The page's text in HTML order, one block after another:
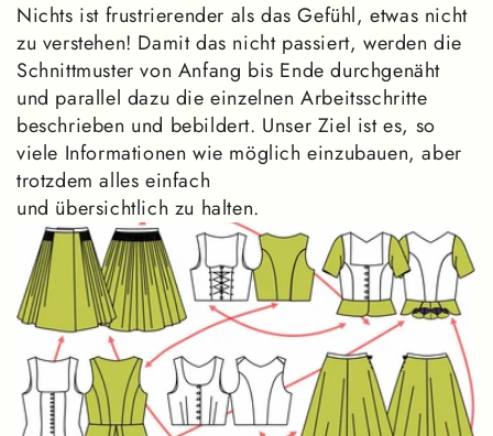
Nichts ist frustrierender als das Gefühl, etwas nicht
zu verstehen! Damit das nicht passiert, werden die
Schnittmuster von Anfang bis Ende durchgenäht
und parallel dazu die einzelnen Arbeitsschritte
beschrieben und bebildert. Unser Ziel ist es, so
viele Informationen wie möglich einzubauen, aber
trotzdem alles einfach
und übersichtlich zu halten.